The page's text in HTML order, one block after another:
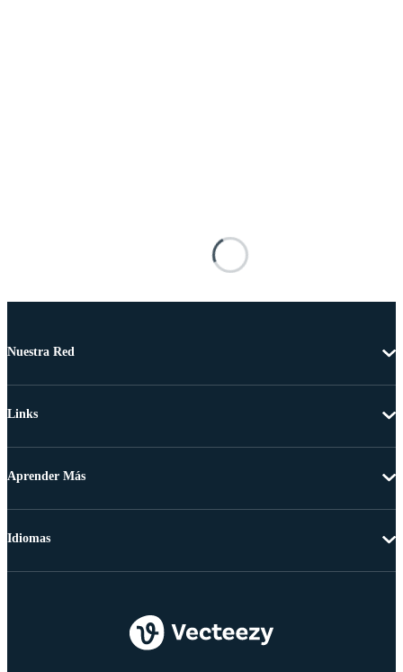
Nuestra Red
Links
Aprender Más
Idiomas